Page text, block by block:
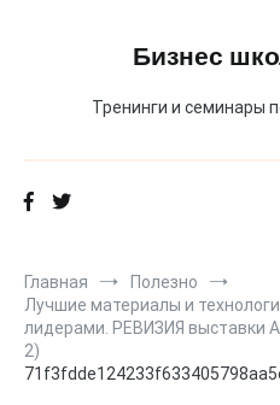
Бизнес
Тренинги и семинары
Главная
Полезно
Лучшие материалы и
лидерами. РЕВИЗИЯ выставки
2)